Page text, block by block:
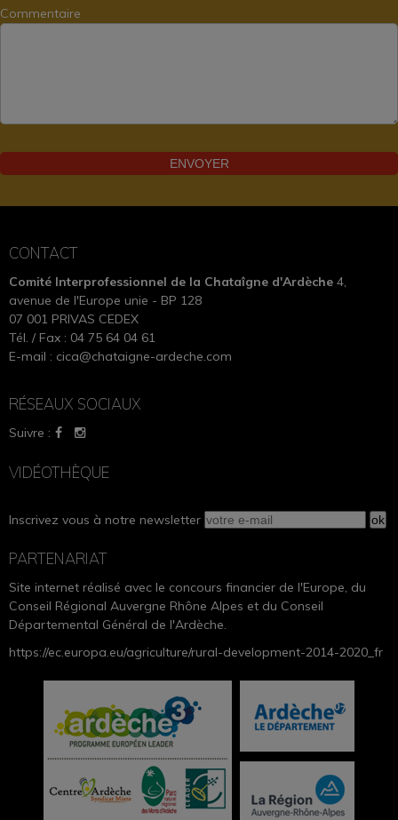
Commentaire
CONTACT
Comité Interprofessionnel de la Chataîgne d'Ardèche 4,
avenue de l'Europe unie - BP 128
07 001 PRIVAS CEDEX
Tél. / Fax : 04 75 64 04 61
E-mail : cica@chataigne-ardeche.com
RÉSEAUX SOCIAUX
Suivre :
VIDÉOTHÈQUE
Inscrivez vous à notre newsletter
PARTENARIAT
Site internet réalisé avec le concours financier de l'Europe, du
Conseil Régional Auvergne Rhône Alpes et du Conseil
Départemental Général de l'Ardèche.
https://ec.europa.eu/agriculture/rural-development-2014-2020_fr